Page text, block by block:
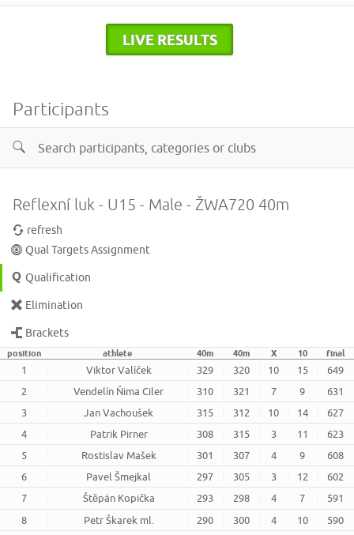
LIVE RESULTS
Participants
Reflexní luk - U15 - Male - ŽWA720 40m
refresh
Qual Targets Assignment
Qualification
Elimination
Brackets
position athlete 40m 40m X 10 final
1 Viktor Valíček 329 320 10 15
649
2
Vendelín Ňima Ciler 310 321 7 9
631
3
Jan Vachoušek 315 312 10 14
627
4
Patrik Pirner 308 315 3 11
623
5
Rostislav Mašek 301 307 4 9
608
6
Pavel Šmejkal 297 305 3 12
602
7
Štěpán Kopička 293 298 4 7
591
8
Petr Škarek ml. 290 300 4 10
590